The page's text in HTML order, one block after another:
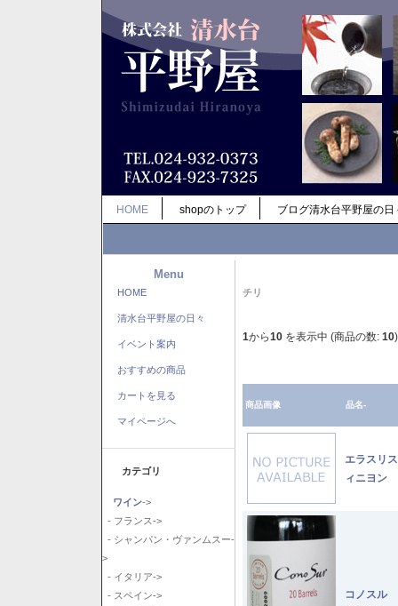
HOME shopのトップ ブログ清水台平野屋の日
Menu
HOME
清水台平野屋の日々
イベント案内
おすすめの商品
カートを見る
マイページへ
カテゴリ
ワイン->
- フランス->
- シャンパン・ヴァンムスー-
>
- イタリア->
- スペイン->
チリ
1から10 を表示中 (商品の数: 10)
商品画像 品名-
エラスリ
ィニヨン
コノスル